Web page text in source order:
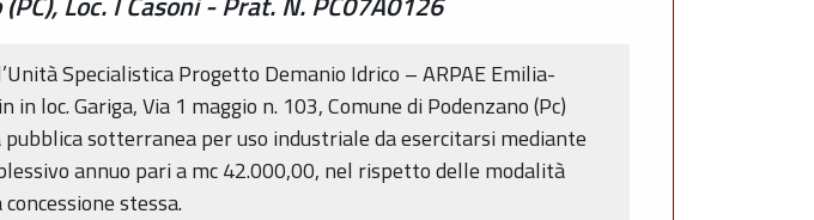
Specialistica Progetto Demanio Idrico – ARPAE Emilia-
loc. Gariga, Via 1 maggio n. 103, Comune di Podenzano (Pc)
sotterranea per uso industriale da esercitarsi mediante
annuo pari a mc 42.000,00, nel rispetto delle modalità
stessa.